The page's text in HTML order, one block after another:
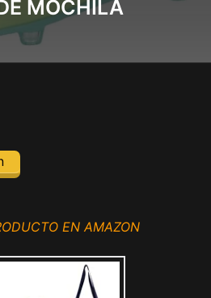
MOCHILA
EN AMAZON